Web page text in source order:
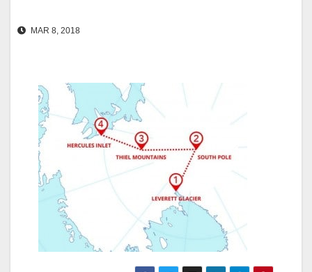
MAR 8, 2018